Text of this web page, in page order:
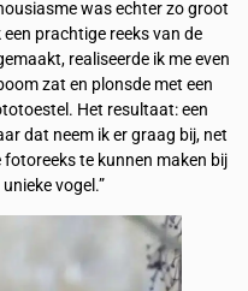
was echter zo groot
prachtige reeks van de
realiseerde ik me even
zat en plonsde met een
Het resultaat: een
dat neem ik er graag bij, net
te kunnen maken bij
vogel.”